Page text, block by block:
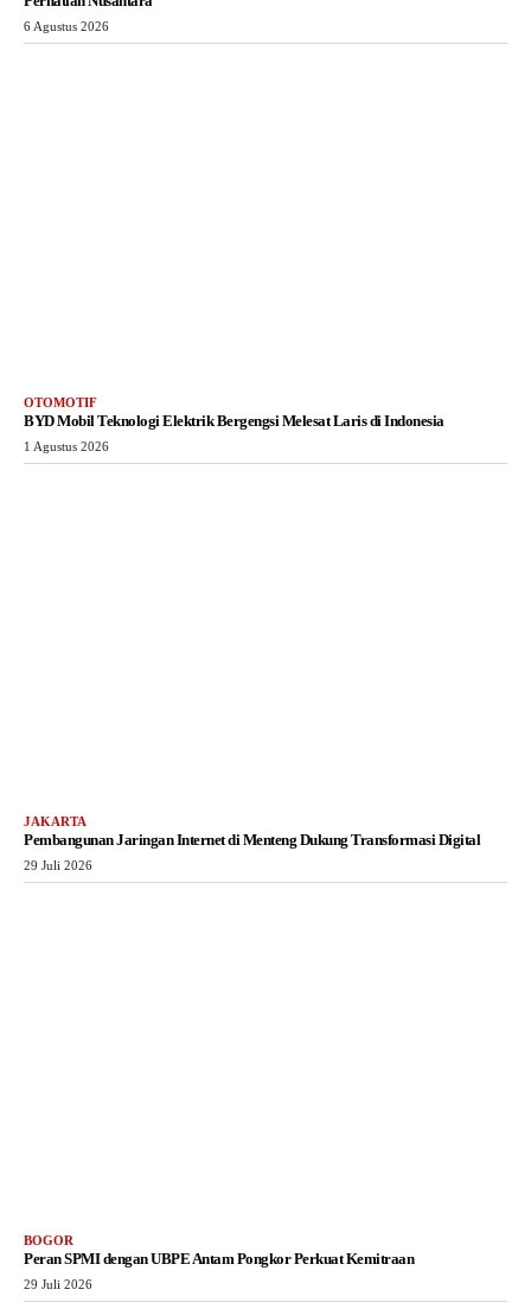
6 Agustus 2026
OTOMOTIF
BYD Mobil Teknologi Elektrik Bergengsi Melesat Laris di Indonesia
1 Agustus 2026
JAKARTA
Pembangunan Jaringan Internet di Menteng Dukung Transformasi Digital
29 Juli 2026
BOGOR
Peran SPMI dengan UBPE Antam Pongkor Perkuat Kemitraan
29 Juli 2026